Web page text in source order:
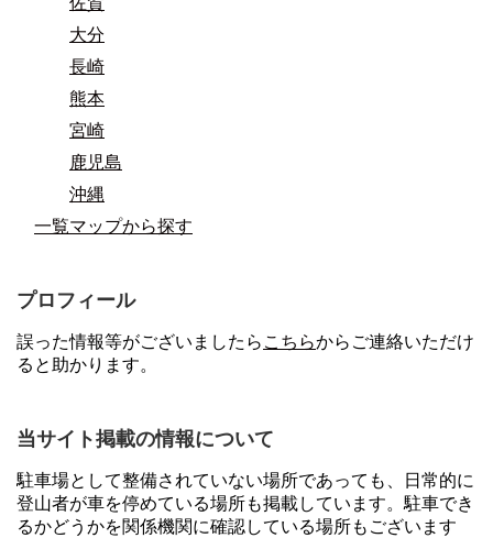
大分
長崎
熊本
宮崎
鹿児島
沖縄
一覧マップから探す
プロフィール
誤った情報等がございましたら こちらからご連絡いただけ
ると助かります。
当サイト掲載の情報について
駐車場として整備されていない場所であっても、日常的に
登山者が車を停めている場所も掲載しています。駐車でき
るかどうかを関係機関に確認している場所もございます